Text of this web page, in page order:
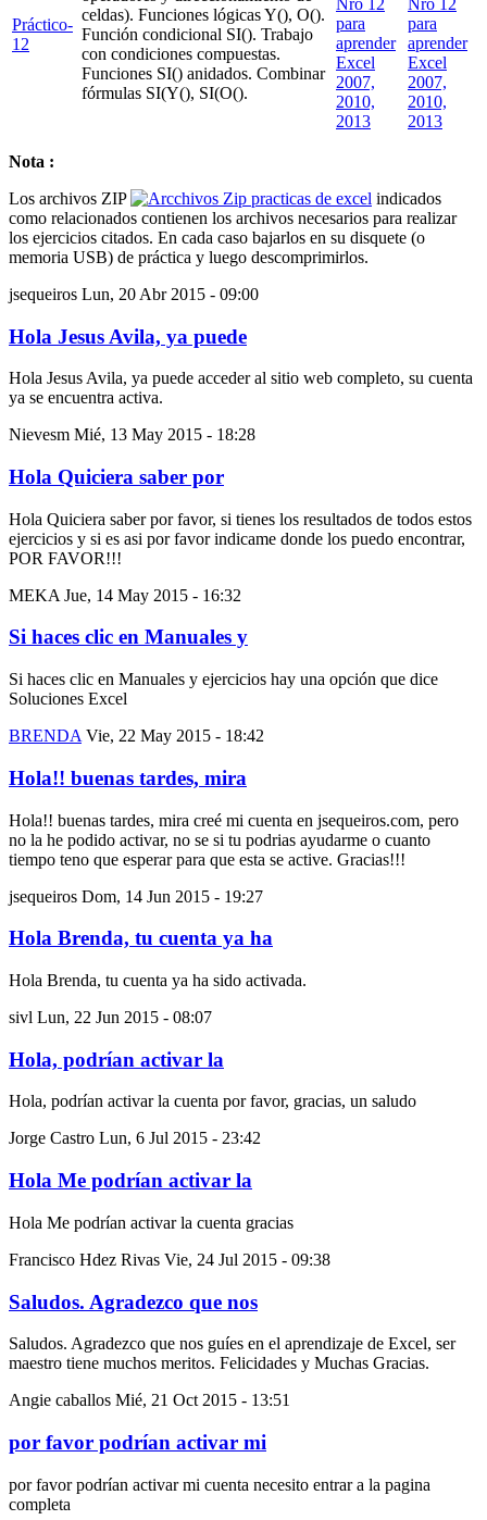
Práctico-
12
celdas). Funciones lógicas Y(), O().
Función condicional SI(). Trabajo
con condiciones compuestas.
Funciones SI() anidados. Combinar
fórmulas SI(Y(), SI(O().
Nota :
Los archivos ZIP
indicados
como relacionados contienen los archivos necesarios para realizar
los ejercicios citados. En cada caso bajarlos en su disquete (o
memoria USB) de práctica y luego descomprimirlos.
jsequeiros Lun, 20 Abr 2015 - 09:00
Hola Jesus Avila, ya puede
Hola Jesus Avila, ya puede acceder al sitio web completo, su cuenta
ya se encuentra activa.
Nievesm Mié, 13 May 2015 - 18:28
Hola Quiciera saber por
Hola Quiciera saber por favor, si tienes los resultados de todos estos
ejercicios y si es asi por favor indicame donde los puedo encontrar,
POR FAVOR!!!
MEKA Jue, 14 May 2015 - 16:32
Si haces clic en Manuales y
Si haces clic en Manuales y ejercicios hay una opción que dice
Soluciones Excel
BRENDA Vie, 22 May 2015 - 18:42
Hola!! buenas tardes, mira
Hola!! buenas tardes, mira creé mi cuenta en jsequeiros.com, pero
no la he podido activar, no se si tu podrias ayudarme o cuanto
tiempo teno que esperar para que esta se active. Gracias!!!
jsequeiros Dom, 14 Jun 2015 - 19:27
Hola Brenda, tu cuenta ya ha
Hola Brenda, tu cuenta ya ha sido activada.
sivl Lun, 22 Jun 2015 - 08:07
Hola, podrían activar la
Hola, podrían activar la cuenta por favor, gracias, un saludo
Jorge Castro Lun, 6 Jul 2015 - 23:42
Hola Me podrían activar la
Hola Me podrían activar la cuenta gracias
Francisco Hdez Rivas Vie, 24 Jul 2015 - 09:38
Saludos. Agradezco que nos
Saludos. Agradezco que nos guíes en el aprendizaje de Excel, ser
maestro tiene muchos meritos. Felicidades y Muchas Gracias.
Angie caballos Mié, 21 Oct 2015 - 13:51
por favor podrían activar mi
por favor podrían activar mi cuenta necesito entrar a la pagina
completa